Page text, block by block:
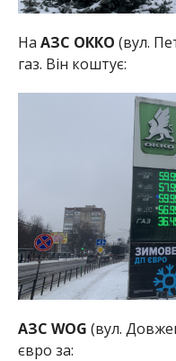
На АЗС ОККО (вул.
газ. Він коштує:
АЗС WOG (вул.
євро за: